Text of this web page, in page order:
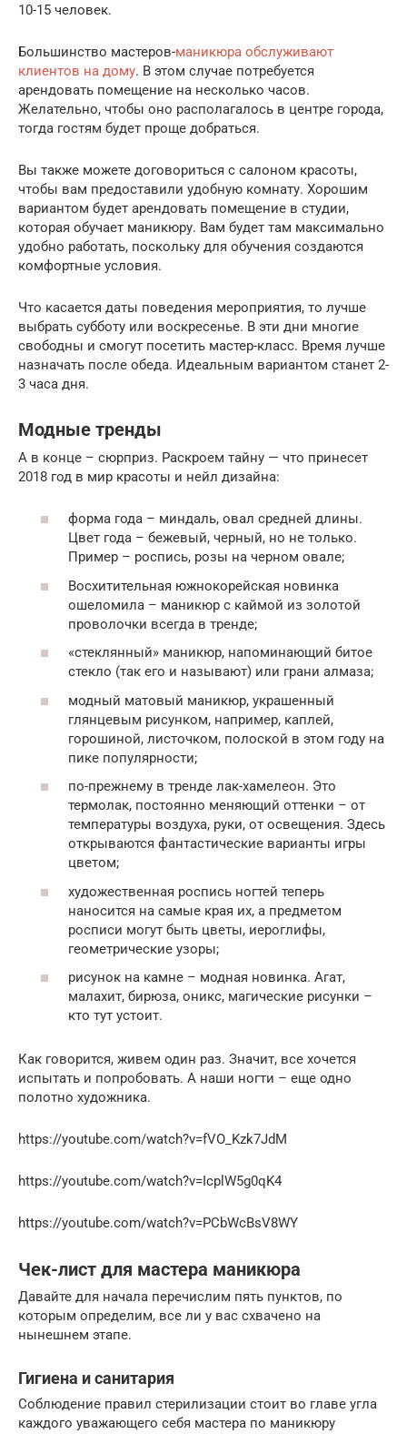
10-15 человек.
Большинство мастеров-маникюра обслуживают
клиентов на дому. В этом случае потребуется
арендовать помещение на несколько часов.
Желательно, чтобы оно располагалось в центре города,
тогда гостям будет проще добраться.
Вы также можете договориться с салоном красоты,
чтобы вам предоставили удобную комнату. Хорошим
вариантом будет арендовать помещение в студии,
которая обучает маникюру. Вам будет там максимально
удобно работать, поскольку для обучения создаются
комфортные условия.
Что касается даты поведения мероприятия, то лучше
выбрать субботу или воскресенье. В эти дни многие
свободны и смогут посетить мастер-класс. Время лучше
назначать после обеда. Идеальным вариантом станет 2-
3 часа дня.
Модные тренды
А в конце – сюрприз. Раскроем тайну — что принесет
2018 год в мир красоты и нейл дизайна:
форма года – миндаль, овал средней длины.
Цвет года – бежевый, черный, но не только.
Пример – роспись, розы на черном овале;
Восхитительная южнокорейская новинка
ошеломила – маникюр с каймой из золотой
проволочки всегда в тренде;
«стеклянный» маникюр, напоминающий битое
стекло (так его и называют) или грани алмаза;
модный матовый маникюр, украшенный
глянцевым рисунком, например, каплей,
горошиной, листочком, полоской в этом году на
пике популярности;
по-прежнему в тренде лак-хамелеон. Это
термолак, постоянно меняющий оттенки – от
температуры воздуха, руки, от освещения. Здесь
открываются фантастические варианты игры
цветом;
художественная роспись ногтей теперь
наносится на самые края их, а предметом
росписи могут быть цветы, иероглифы,
геометрические узоры;
рисунок на камне – модная новинка. Агат,
малахит, бирюза, оникс, магические рисунки –
кто тут устоит.
Как говорится, живем один раз. Значит, все хочется
испытать и попробовать. А наши ногти – еще одно
полотно художника.
https://youtube.com/watch?v=fVO_Kzk7JdM
https://youtube.com/watch?v=IcplW5g0qK4
https://youtube.com/watch?v=PCbWcBsV8WY
Чек-лист для мастера маникюра
Давайте для начала перечислим пять пунктов, по
которым определим, все ли у вас схвачено на
нынешнем этапе.
Гигиена и санитария
Соблюдение правил стерилизации стоит во главе угла
каждого уважающего себя мастера по маникюру